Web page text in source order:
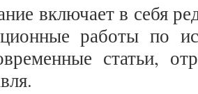
включает в себя
работы по
статьи,